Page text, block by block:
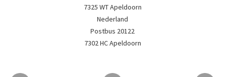
7325 WT Apeldoorn
Nederland
Postbus 20122
7302 HC Apeldoorn